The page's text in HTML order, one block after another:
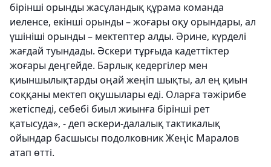
бірінші орынды жасұландық құрама команда
иеленсе, екінші орынды – жоғары оқу орындары, ал
үшініші орынды – мектептер алды. Әрине, күрделі
жағдай туындады. Әскери тұрғыда кадеттіктер
жоғары деңгейде. Барлық кедергілер мен
қиыншылықтарды оңай жеңіп шықты, ал ең қиын
соққаны мектеп оқушылары еді. Оларға тәжірибе
жетіспеді, себебі биыл жиынға бірінші рет
қатысуда», - деп әскери-далалық тактикалық
ойындар басшысы подолковник Жеңіс Маралов
атап өтті.